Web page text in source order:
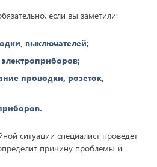
если вы заметили:
выключателей;
проводки, розеток,
ситуации специалист проведет
причину проблемы и